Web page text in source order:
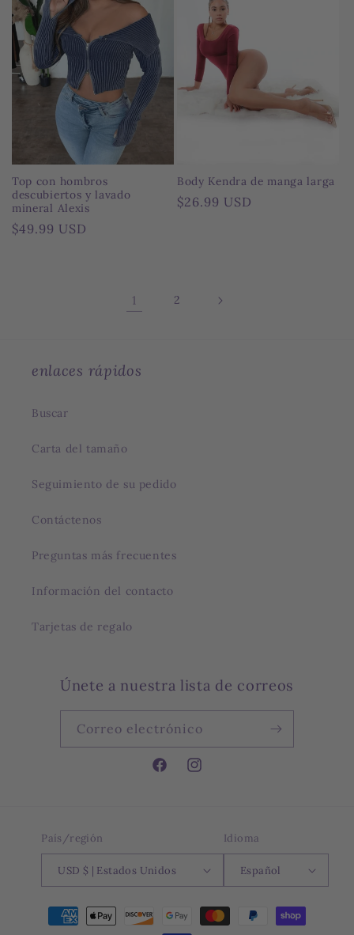
Top con hombros
descubiertos y lavado
mineral Alexis
Precio
$49.99 USD
Body Kendra de manga larga
Precio
$26.99 USD
1 2
enlaces rápidos
Buscar
Carta del tamaño
Seguimiento de su pedido
Contáctenos
Preguntas más frecuentes
Información del contacto
Tarjetas de regalo
Únete a nuestra lista de correos
Correo electrónico
FacebookInstagram
País/región
USD $ | Estados Unidos
Idioma
Español
Formas